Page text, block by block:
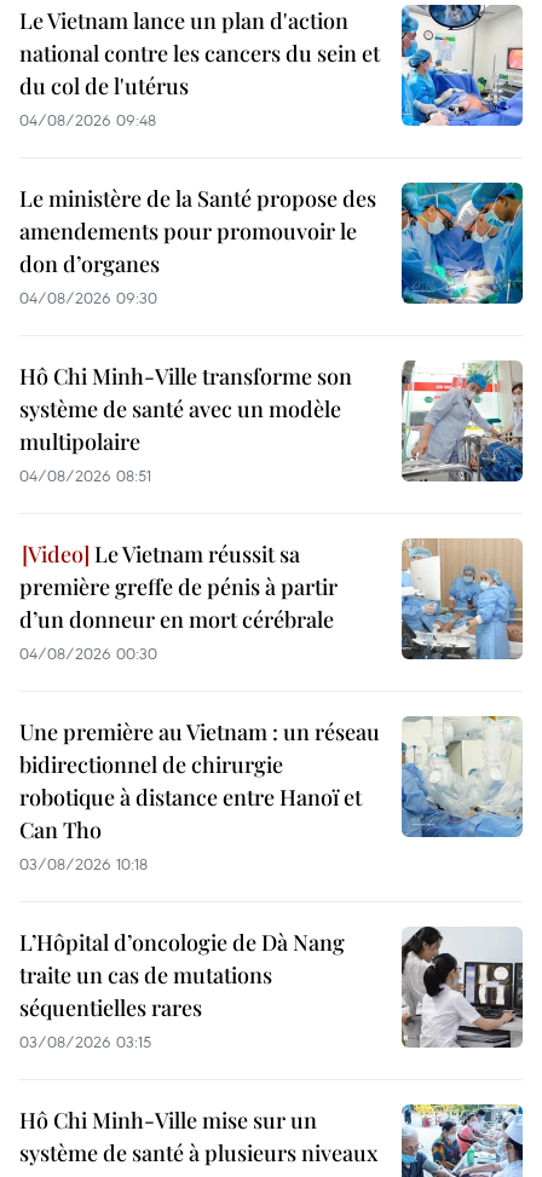
Le Vietnam lance un plan d'action
national contre les cancers du sein et
du col de l'utérus
04/08/2026 09:48
Le ministère de la Santé propose des
amendements pour promouvoir le
don d’organes
04/08/2026 09:30
Hô Chi Minh-Ville transforme son
système de santé avec un modèle
multipolaire
04/08/2026 08:51
Le Vietnam réussit sa
première greffe de pénis à partir
d’un donneur en mort cérébrale
04/08/2026 00:30
Une première au Vietnam : un réseau
bidirectionnel de chirurgie
robotique à distance entre Hanoï et
Can Tho
03/08/2026 10:18
L’Hôpital d’oncologie de Dà Nang
traite un cas de mutations
séquentielles rares
03/08/2026 03:15
Hô Chi Minh-Ville mise sur un
système de santé à plusieurs niveaux